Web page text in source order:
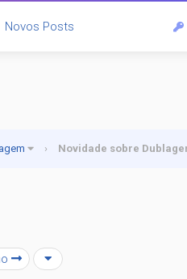
Novos Posts
› Novidade sobre